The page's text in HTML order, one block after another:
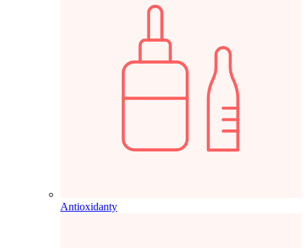
Antioxidanty